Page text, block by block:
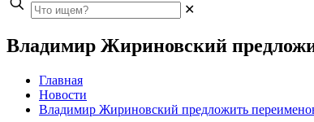
✕
Владимир Жириновский
Главная
Новости
Владимир Жириновский предложить